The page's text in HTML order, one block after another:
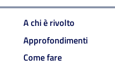
A chi è rivolto
Approfondimenti
Come fare